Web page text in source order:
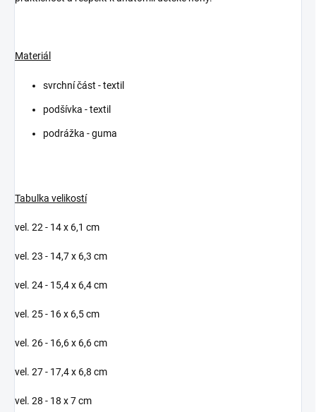
Materiál
svrchní část - textil
podšívka - textil
podrážka - guma
Tabulka velikostí
vel. 22 - 14 x 6,1 cm
vel. 23 - 14,7 x 6,3 cm
vel. 24 - 15,4 x 6,4 cm
vel. 25 - 16 x 6,5 cm
vel. 26 - 16,6 x 6,6 cm
vel. 27 - 17,4 x 6,8 cm
vel. 28 - 18 x 7 cm